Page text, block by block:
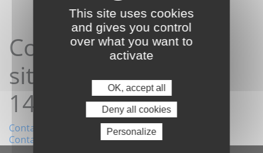
Contact depuis le
site18/04/2023
14:26:15
Navigation
Contact depuis le site18/04/2023 14:24:23
Contact depuis le site19/04/2023 14:34:54
This site uses cookies
and gives you control
over what you want to
activate
OK, accept all
Deny all cookies
Personalize